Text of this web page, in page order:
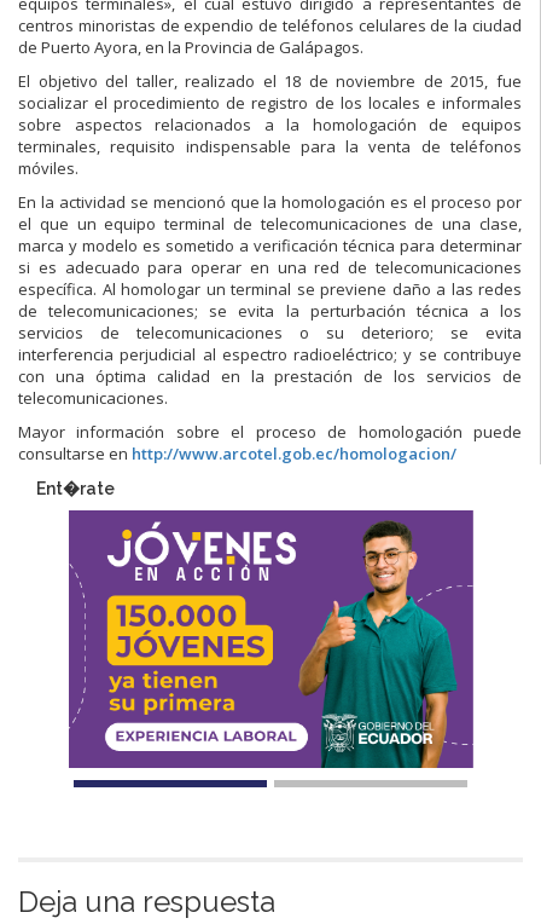
centros minoristas de expendio de teléfonos celulares de la ciudad
de Puerto Ayora, en la Provincia de Galápagos.
El objetivo del taller, realizado el 18 de noviembre de 2015, fue
socializar el procedimiento de registro de los locales e informales
sobre aspectos relacionados a la homologación de equipos
terminales, requisito indispensable para la venta de teléfonos
móviles.
En la actividad se mencionó que la homologación es el proceso por
el que un equipo terminal de telecomunicaciones de una clase,
marca y modelo es sometido a verificación técnica para determinar
si es adecuado para operar en una red de telecomunicaciones
específica. Al homologar un terminal se previene daño a las redes
de telecomunicaciones; se evita la perturbación técnica a los
servicios de telecomunicaciones o su deterioro; se evita
interferencia perjudicial al espectro radioeléctrico; y se contribuye
con una óptima calidad en la prestación de los servicios de
telecomunicaciones.
Mayor información sobre el proceso de homologación puede
consultarse en http://www.arcotel.gob.ec/homologacion/
Ent�rate
Deja una respuesta